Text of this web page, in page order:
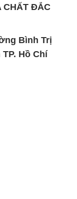
CHẤT ĐẮC
Bình Trị
Hồ Chí